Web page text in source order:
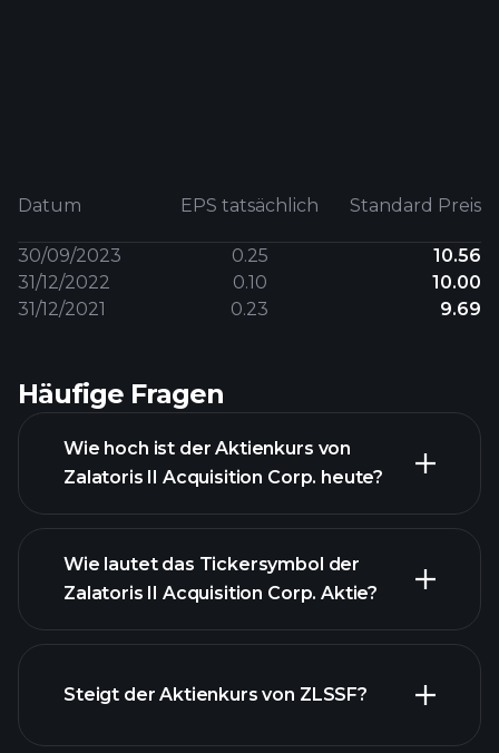
Datum EPS tatsächlich Standard Preis
30/09/2023 0.25
10.56
31/12/2022
0.10
10.00
31/12/2021
0.23 9.69
Häufige Fragen
Wie hoch ist der Aktienkurs von
Zalatoris II Acquisition Corp. heute?
fortgeschrittenen Diagramm
Wie lautet das Tickersymbol der
Zalatoris II Acquisition Corp. Aktie?
Steigt der Aktienkurs von ZLSSF?